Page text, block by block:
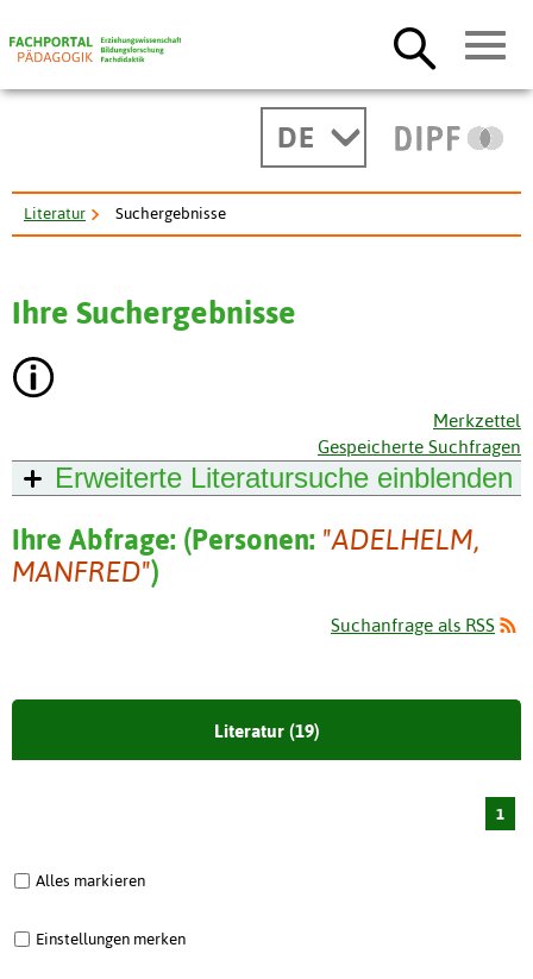
DE
Literatur Suchergebnisse
Ihre Suchergebnisse
Merkzettel
Gespeicherte Suchfragen
Erweiterte Literatursuche einblenden
Ihre Abfrage: (Personen: "ADELHELM,
MANFRED")
Suchanfrage als RSS
Literatur (19)
1
Alles markieren
Einstellungen merken